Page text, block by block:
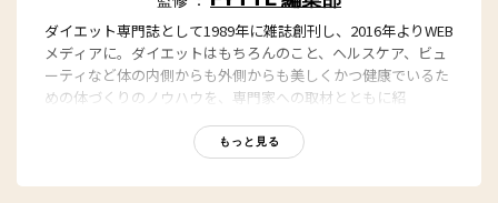
ダイエット専門誌として1989年に雑誌創刊し、2016年よりWEB
メディアに。ダイエットはもちろんのこと、ヘルスケア、ビュ
ーティなど体の内側からも外側からも美しくかつ健康でいるた
めの体づくりのノウハウを、専門家への取材とともに紹
もに、編集部員も自らさまざまなヘルシーネタを日々お試し
もっと見る